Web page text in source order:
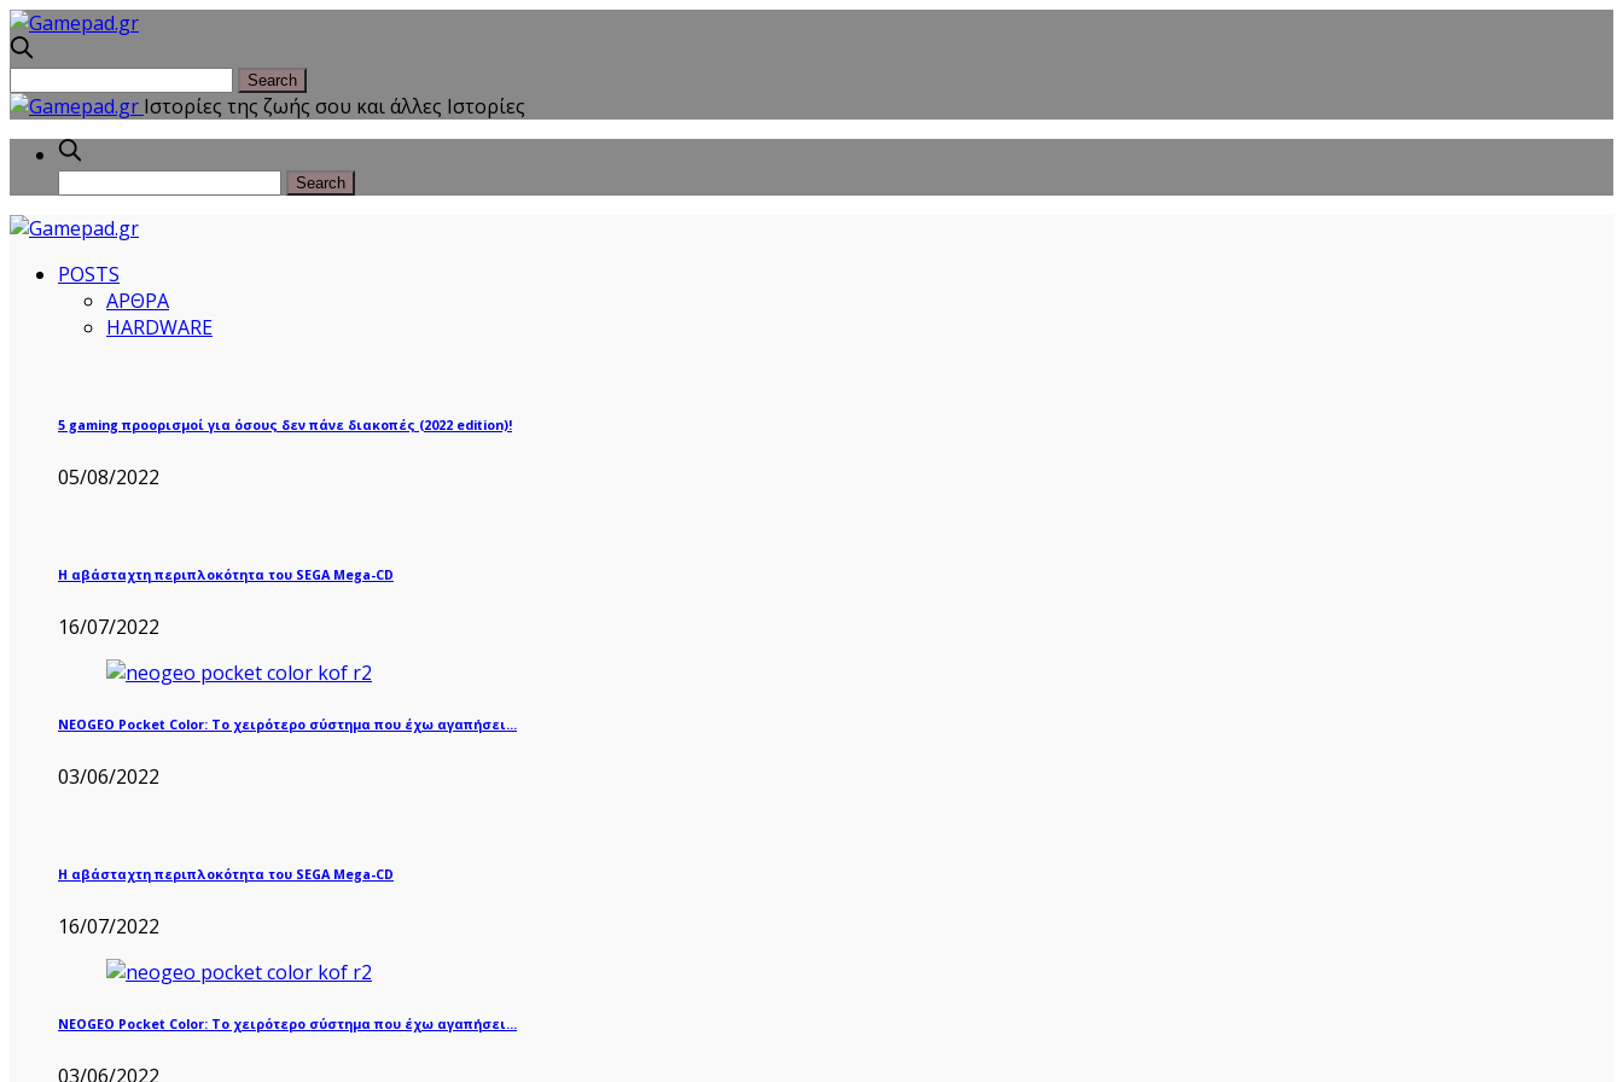
Ιστορίες της ζωής σου και άλλες Iστορίες
POSTS
ΑΡΘΡΑ
HARDWARE
5 gaming προορισμοί για όσους δεν πάνε διακοπές (2022 edition)!
05/08/2022
Η αβάσταχτη περιπλοκότητα του SEGA Mega-CD
16/07/2022
NEOGEO Pocket Color: Το χειρότερο σύστημα που έχω αγαπήσει…
03/06/2022
Η αβάσταχτη περιπλοκότητα του SEGA Mega-CD
16/07/2022
NEOGEO Pocket Color: Το χειρότερο σύστημα που έχω αγαπήσει…
03/06/2022